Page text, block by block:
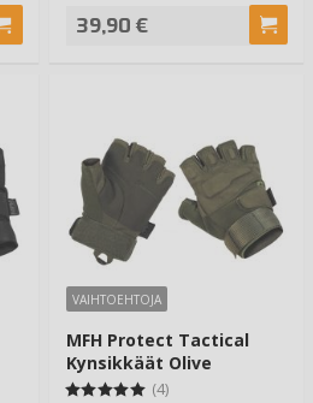
kaikenlaise…
39,90 €
VAIHTOEHTOJA
MFH Protect Tactical
Kynsikkäät Olive
(4)